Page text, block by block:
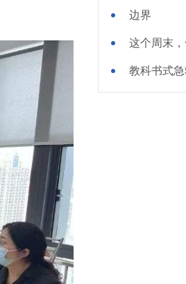
边界
这个周末，
教科书式